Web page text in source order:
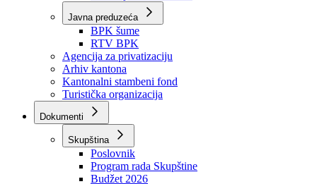
Direkcija za robne rezerve
Direkcija za ceste
Direkcija za šumarstvo
Javna preduzeća
BPK šume
RTV BPK
Agencija za privatizaciju
Arhiv kantona
Kantonalni stambeni fond
Turistička organizacija
Dokumenti
Skupština